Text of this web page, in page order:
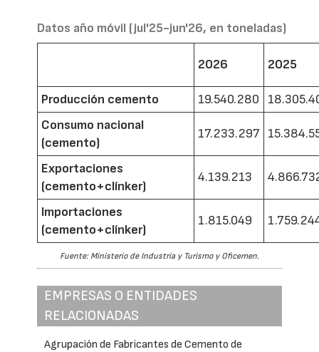
Datos año móvil (jul'25-jun'26, en toneladas)
2026 2025
Producción cemento 19.540.280
Consumo nacional
(cemento)
17.233.297
Exportaciones
(cemento+clínker)
4.139.213
Importaciones
(cemento+clínker)
1.815.049
Fuente: Ministerio de Industria y Turismo y Oficemen.
EMPRESAS O ENTIDADES
RELACIONADAS
Agrupación de Fabricantes de Cemento de